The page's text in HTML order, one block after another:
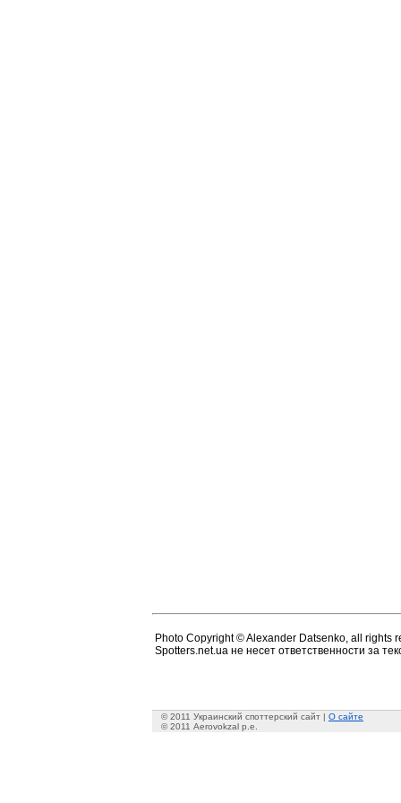
Photo Copyright © Alexander Datsenko, all rights
Spotters.net.ua не несет ответственности за
© 2011 Украинский споттерский сайт | О сайте
© 2011 Aerovokzal p.e.